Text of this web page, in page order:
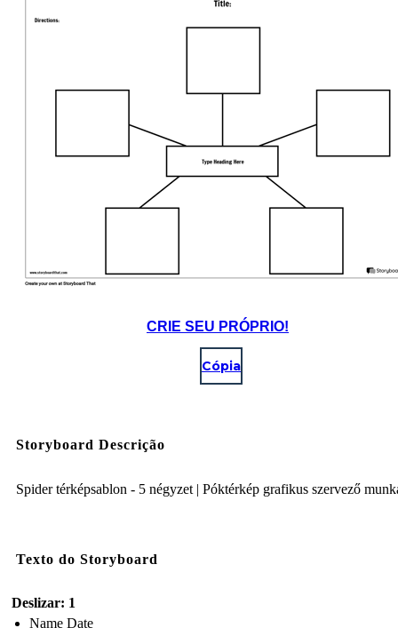
CRIE SEU PRÓPRIO!
Cópia
Storyboard Descrição
Spider térképsablon - 5 négyzet | Póktérkép grafikus szervező
Texto do Storyboard
Deslizar: 1
Name Date